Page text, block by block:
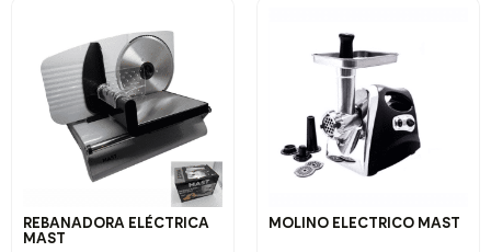
REBANADORA ELÉCTRICA
MAST
MOLINO ELECTRICO MAST